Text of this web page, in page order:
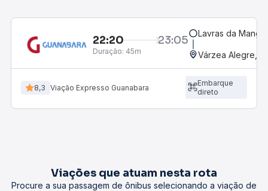
22:20 23:05
Duração: 45m
Lavras da
Várzea Alegre,
8,3 Viação Expresso Guanabara
Embarque
direto
Viações que atuam nesta rota
Procure a sua passagem de ônibus selecionando a viação de